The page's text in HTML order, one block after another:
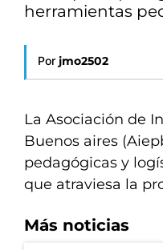
herramientas
Por jmo2502
La Asociación de
Buenos aires
pedagógicas y
que atraviesa la
Más noticias